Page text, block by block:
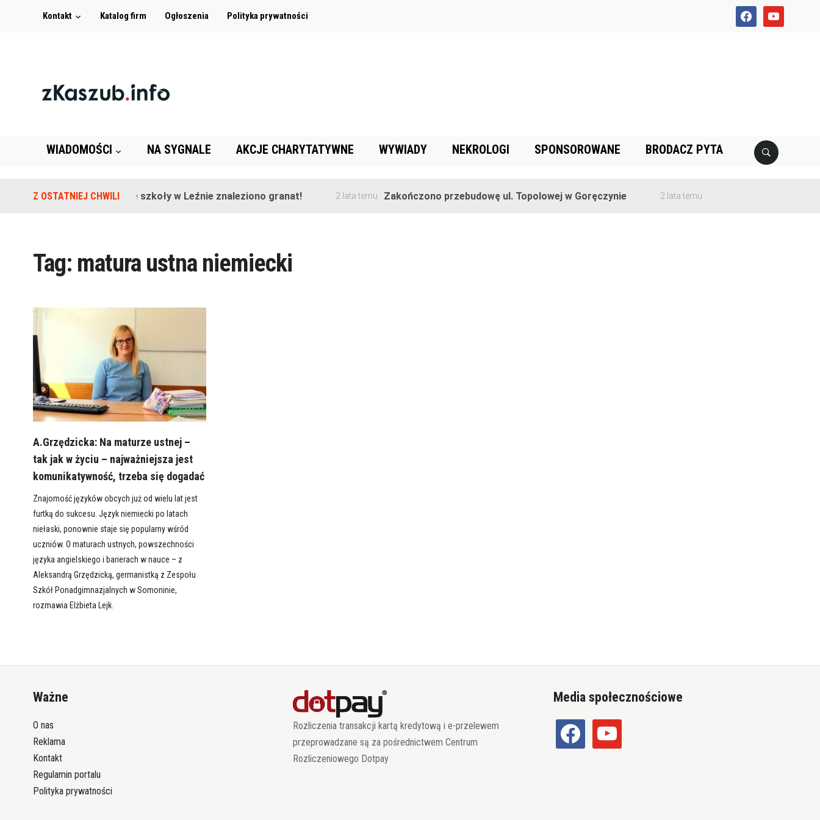
facebookyoutube
Kontakt Katalog firm Ogłoszenia Polityka prywatności
WIADOMOŚCI NA SYGNALE AKCJE CHARYTATYWNE WYWIADY NEKROLOGI SPONSOROWANE BRODACZ PYTA
Z OSTATNIEJ CHWILINa terenie szkoły w Leźnie znaleziono granat! 2 lata temu Zakończono przebudowę ul. Topolowej w Goręczynie 2 lata temu
Tag: matura ustna niemiecki
A.Grzędzicka: Na maturze ustnej –
tak jak w życiu – najważniejsza jest
komunikatywność, trzeba się dogadać
Znajomość języków obcych już od wielu lat jest
furtką do sukcesu. Język niemiecki po latach
niełaski, ponownie staje się popularny wśród
uczniów. O maturach ustnych, powszechności
języka angielskiego i barierach w nauce – z
Aleksandrą Grzędzicką, germanistką z Zespołu
Szkół Ponadgimnazjalnych w Somoninie,
rozmawia Elżbieta Lejk.
Ważne
O nas
Reklama
Kontakt
Regulamin portalu
Polityka prywatności
Rozliczenia transakcji kartą kredytową i e-przelewem
przeprowadzane są za pośrednictwem Centrum
Rozliczeniowego Dotpay
Media społecznościowe
facebook youtube